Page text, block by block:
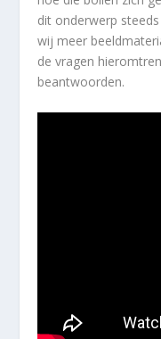
dit onderwerp
wij meer
de vragen
beantwoorden.